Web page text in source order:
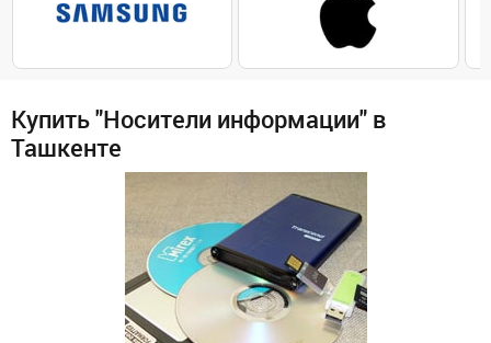
Купить "Носители информации" в
Ташкенте